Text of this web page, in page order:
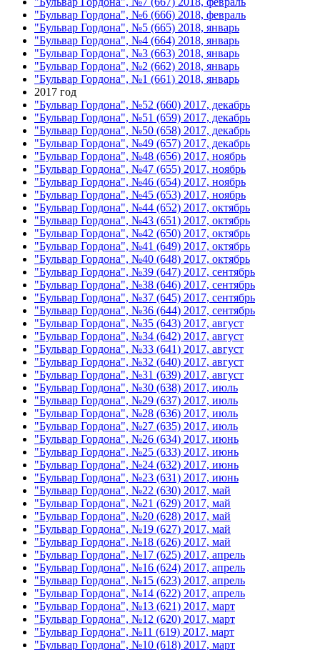
"Бульвар Гордона", №6 (666) 2018, февраль
"Бульвар Гордона", №5 (665) 2018, январь
"Бульвар Гордона", №4 (664) 2018, январь
"Бульвар Гордона", №3 (663) 2018, январь
"Бульвар Гордона", №2 (662) 2018, январь
"Бульвар Гордона", №1 (661) 2018, январь
2017 год
"Бульвар Гордона", №52 (660) 2017, декабрь
"Бульвар Гордона", №51 (659) 2017, декабрь
"Бульвар Гордона", №50 (658) 2017, декабрь
"Бульвар Гордона", №49 (657) 2017, декабрь
"Бульвар Гордона", №48 (656) 2017, ноябрь
"Бульвар Гордона", №47 (655) 2017, ноябрь
"Бульвар Гордона", №46 (654) 2017, ноябрь
"Бульвар Гордона", №45 (653) 2017, ноябрь
"Бульвар Гордона", №44 (652) 2017, октябрь
"Бульвар Гордона", №43 (651) 2017, октябрь
"Бульвар Гордона", №42 (650) 2017, октябрь
"Бульвар Гордона", №41 (649) 2017, октябрь
"Бульвар Гордона", №40 (648) 2017, октябрь
"Бульвар Гордона", №39 (647) 2017, сентябрь
"Бульвар Гордона", №38 (646) 2017, сентябрь
"Бульвар Гордона", №37 (645) 2017, сентябрь
"Бульвар Гордона", №36 (644) 2017, сентябрь
"Бульвар Гордона", №35 (643) 2017, август
"Бульвар Гордона", №34 (642) 2017, август
"Бульвар Гордона", №33 (641) 2017, август
"Бульвар Гордона", №32 (640) 2017, август
"Бульвар Гордона", №31 (639) 2017, август
"Бульвар Гордона", №30 (638) 2017, июль
"Бульвар Гордона", №29 (637) 2017, июль
"Бульвар Гордона", №28 (636) 2017, июль
"Бульвар Гордона", №27 (635) 2017, июль
"Бульвар Гордона", №26 (634) 2017, июнь
"Бульвар Гордона", №25 (633) 2017, июнь
"Бульвар Гордона", №24 (632) 2017, июнь
"Бульвар Гордона", №23 (631) 2017, июнь
"Бульвар Гордона", №22 (630) 2017, май
"Бульвар Гордона", №21 (629) 2017, май
"Бульвар Гордона", №20 (628) 2017, май
"Бульвар Гордона", №19 (627) 2017, май
"Бульвар Гордона", №18 (626) 2017, май
"Бульвар Гордона", №17 (625) 2017, апрель
"Бульвар Гордона", №16 (624) 2017, апрель
"Бульвар Гордона", №15 (623) 2017, апрель
"Бульвар Гордона", №14 (622) 2017, апрель
"Бульвар Гордона", №13 (621) 2017, март
"Бульвар Гордона", №12 (620) 2017, март
"Бульвар Гордона", №11 (619) 2017, март
"Бульвар Гордона", №10 (618) 2017, март